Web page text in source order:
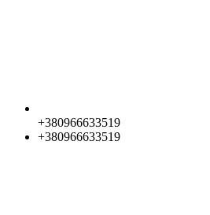
+380966633519
+380966633519